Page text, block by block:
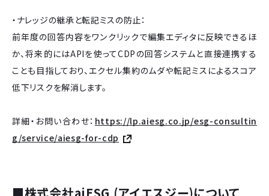
・ナレッジの継承と転記ミスの防止：
前年度の回答内容をワンクリックで編集エディタに反映できるほ
か、将来的にはAPIを使ってCDPの回答システムと直接連携する
ことも目指しており、エクセル集約のムダや転記ミスによるスコア
低下リスクを解消します。
詳細・お問い合わせ： https://lp.aiesg.co.jp/esg-consultin
g/service/aiesg-for-cdp
■株式会社aiESG (アイエスジー)について